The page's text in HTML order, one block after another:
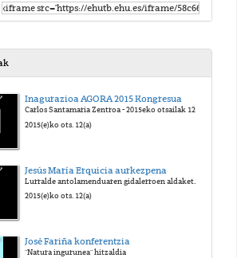
Inagurazioa AGORA 2015 Kongresua
Carlos Santamaria Zentroa - 2015eko otsailak 12
2015(e)ko ots. 12(a)
Jesús María Erquicia aurkezpena
Lurralde antolamenduaren gidalerroen aldaketa. Eusko Jaurlaritza aurkezpena
2015(e)ko ots. 12(a)
José Fariña konferentzia
"Natura ingurunea" hitzaldia